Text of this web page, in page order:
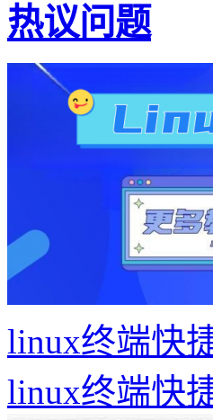
热议问题
linux终端快
linux终端快